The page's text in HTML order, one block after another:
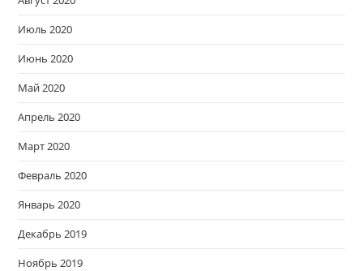
Июль 2020
Июнь 2020
Май 2020
Апрель 2020
Март 2020
Февраль 2020
Январь 2020
Декабрь 2019
Ноябрь 2019